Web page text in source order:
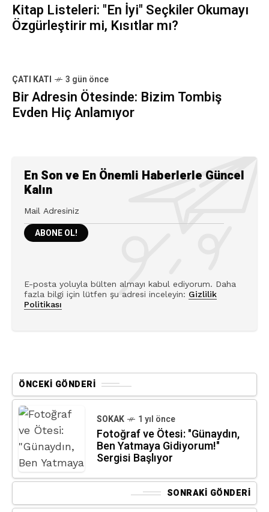
Kitap Listeleri: "En İyi" Seçkiler Okumayı
Özgürleştirir mi, Kısıtlar mı?
ÇATI KATI 3 gün önce
Bir Adresin Ötesinde: Bizim Tombiş
Evden Hiç Anlamıyor
En Son ve En Önemli Haberlerle Güncel
Kalın
E-posta yoluyla bülten almayı kabul ediyorum. Daha
fazla bilgi için lütfen şu adresi inceleyin: Gizlilik
Politikası
ÖNCEKI GÖNDERI
SOKAK 1 yıl önce
Fotoğraf ve Ötesi: "Günaydın,
Ben Yatmaya Gidiyorum!"
Sergisi Başlıyor
SONRAKI GÖNDERI